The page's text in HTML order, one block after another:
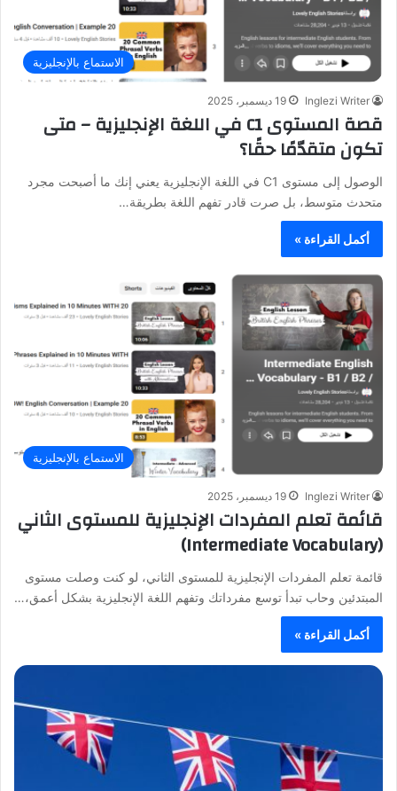
الاستماع بالإنجليزية
Inglezi Writer 19 ديسمبر، 2025
قصة المستوى C1 في اللغة الإنجليزية – متى
تكون متقدّمًا حقًا؟
الوصول إلى مستوى C1 في اللغة الإنجليزية يعني إنك ما أصبحت مجرد
متحدث متوسط، بل صرت قادر تفهم اللغة بطريقة…
أكمل القراءة »
الاستماع بالإنجليزية
Inglezi Writer 19 ديسمبر، 2025
قائمة تعلم المفردات الإنجليزية للمستوى الثاني
(Intermediate Vocabulary)
قائمة تعلم المفردات الإنجليزية للمستوى الثاني، لو كنت وصلت مستوى
المبتدئين وحاب تبدأ توسع مفرداتك وتفهم اللغة الإنجليزية بشكل أعمق،…
أكمل القراءة »